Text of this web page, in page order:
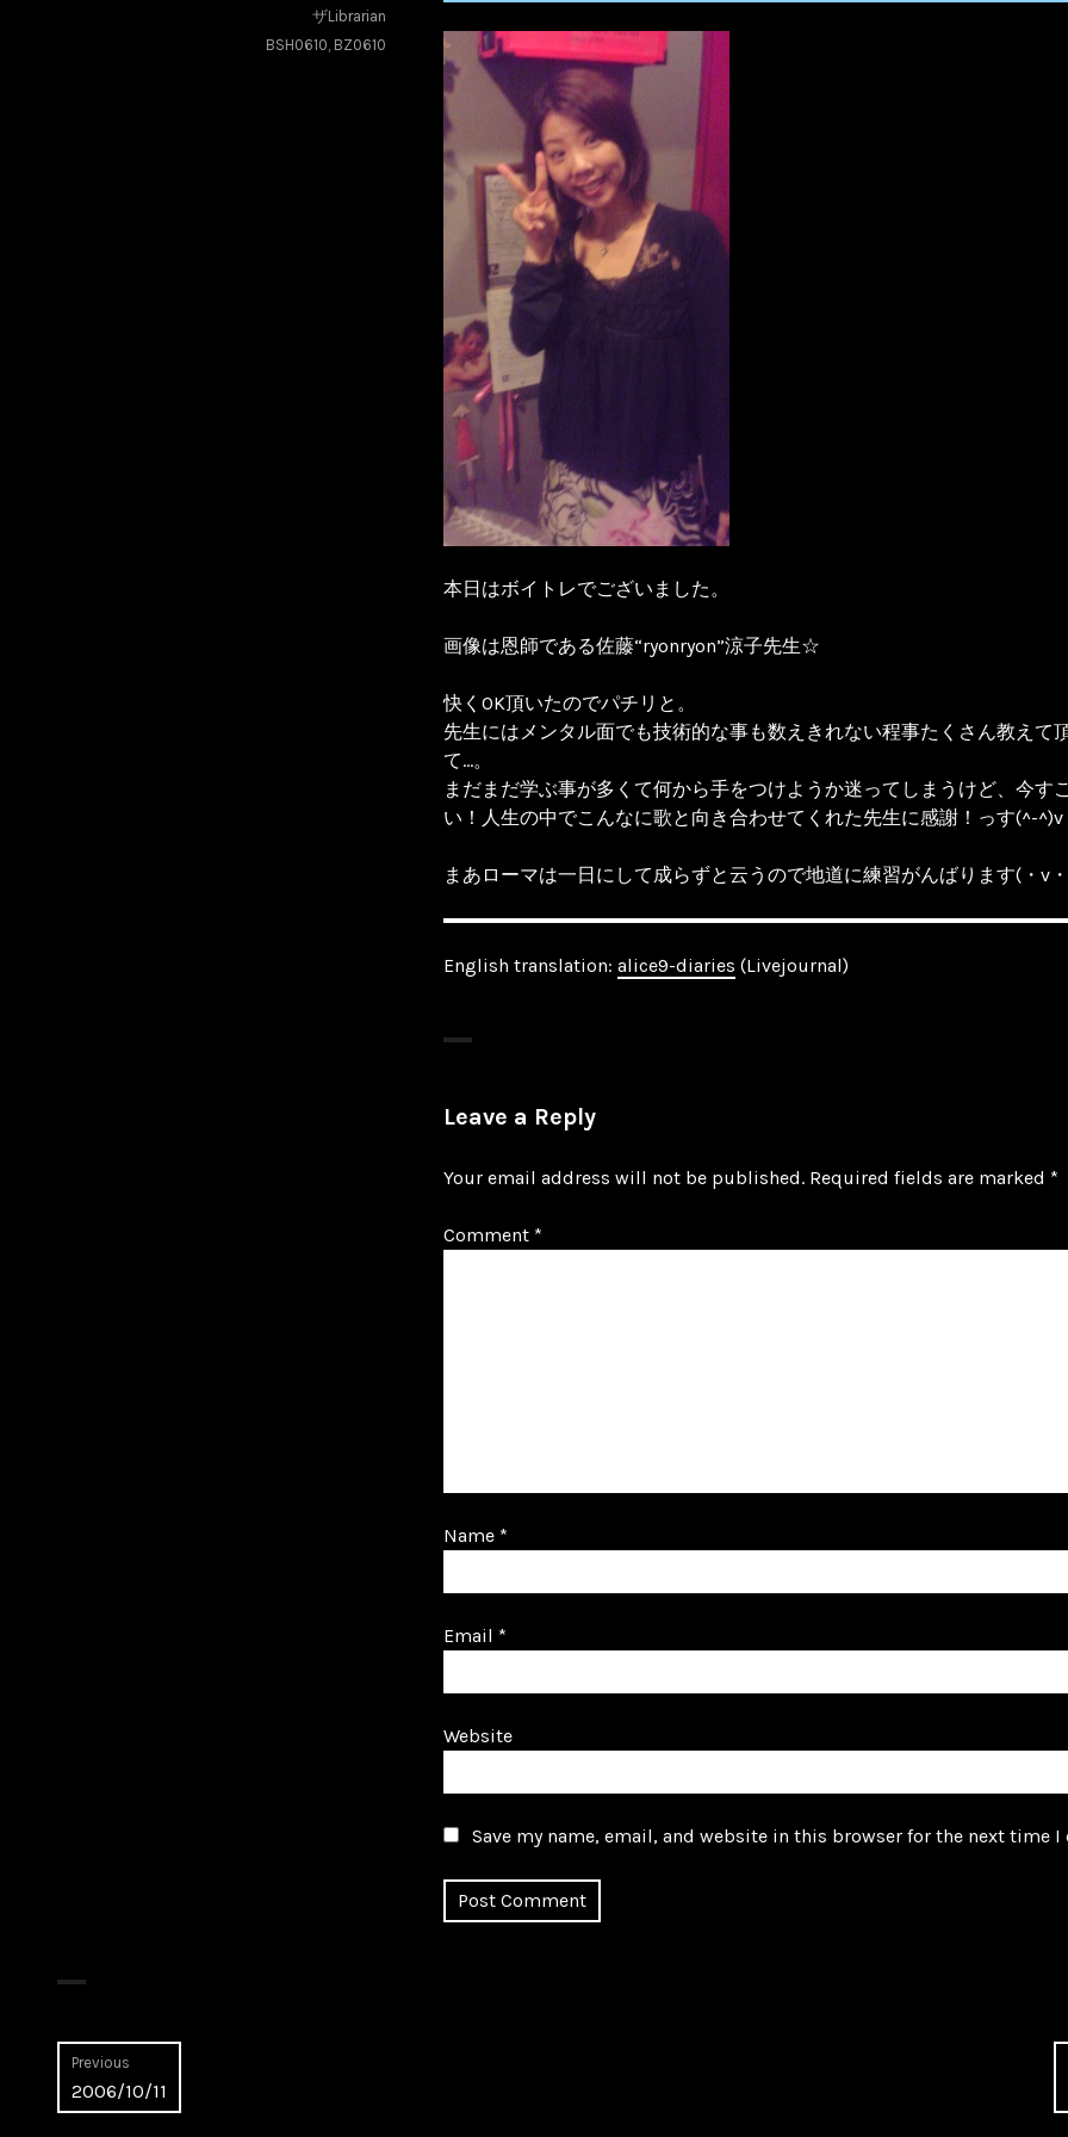
本日はボイトレでございました。
画像は恩師である佐藤“ryonryon”涼子先生☆
快くOK頂いたのでパチリと。
先生にはメンタル面でも技術的な事も数えきれない程事たくさん教えて
て…。
まだまだ学ぶ事が多くて何から手をつけようか迷ってしまうけど、今す
い！人生の中でこんなに歌と向き合わせてくれた先生に感謝！っす(^-^)v
まあローマは一日にして成らずと云うので地道に練習がんばります(・v
English translation: alice9-diaries (Livejournal)
ザLibrarian
BSH0610, BZ0610
Leave a Reply
Your email address will not be published. Required fields are marked *
Comment *
Name *
Email *
Website
Save my name, email, and website in this browser for the next time I
Post
navigation
Previous
Previous
post:
2006/10/11